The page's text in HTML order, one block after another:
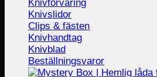
Knivförvaring
Knivslidor
Clips & fästen
Knivhandtag
Knivblad
Beställningsvaror